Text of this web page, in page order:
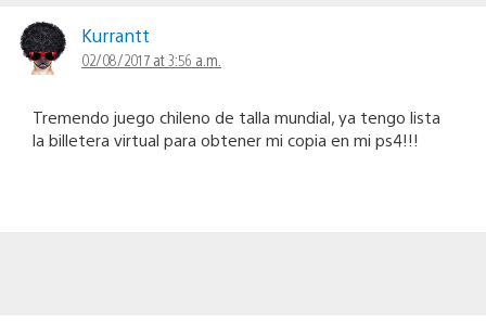
Kurrantt
02/08/2017 at 3:56 a.m.
Tremendo juego chileno de talla mundial, ya tengo lista
la billetera virtual para obtener mi copia en mi ps4!!!